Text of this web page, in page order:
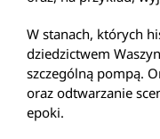
W stanach, których
dziedzictwem
szczególną pompą.
oraz odtwarzanie
epoki.